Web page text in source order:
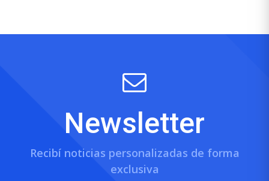
Newsletter
Recibí noticias personalizadas de forma
exclusiva